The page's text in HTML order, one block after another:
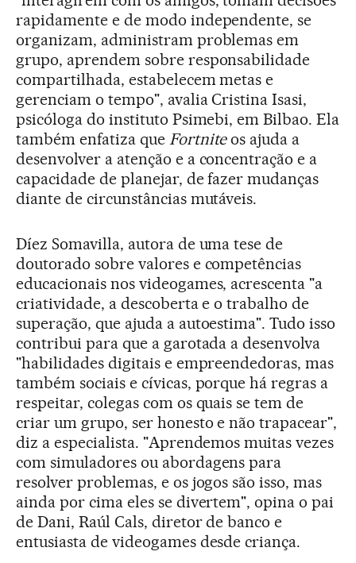
rapidamente e de modo independente, se
organizam, administram problemas em
grupo, aprendem sobre responsabilidade
compartilhada, estabelecem metas e
gerenciam o tempo", avalia Cristina Isasi,
psicóloga do instituto Psimebi, em Bilbao. Ela
também enfatiza que Fortniteos ajuda a
desenvolver a atenção e a concentração e a
capacidade de planejar, de fazer mudanças
diante de circunstâncias mutáveis.
Díez Somavilla, autora de uma tese de
doutorado sobre valores e competências
educacionais nos videogames, acrescenta "a
criatividade, a descoberta e o trabalho de
superação, que ajuda a autoestima". Tudo isso
contribui para que a garotada a desenvolva
"habilidades digitais e empreendedoras, mas
também sociais e cívicas, porque há regras a
respeitar, colegas com os quais se tem de
criar um grupo, ser honesto e não trapacear",
diz a especialista. "Aprendemos muitas vezes
com simuladores ou abordagens para
resolver problemas, e os jogos são isso, mas
ainda por cima eles se divertem", opina o pai
de Dani, Raúl Cals, diretor de banco e
entusiasta de videogames desde criança.